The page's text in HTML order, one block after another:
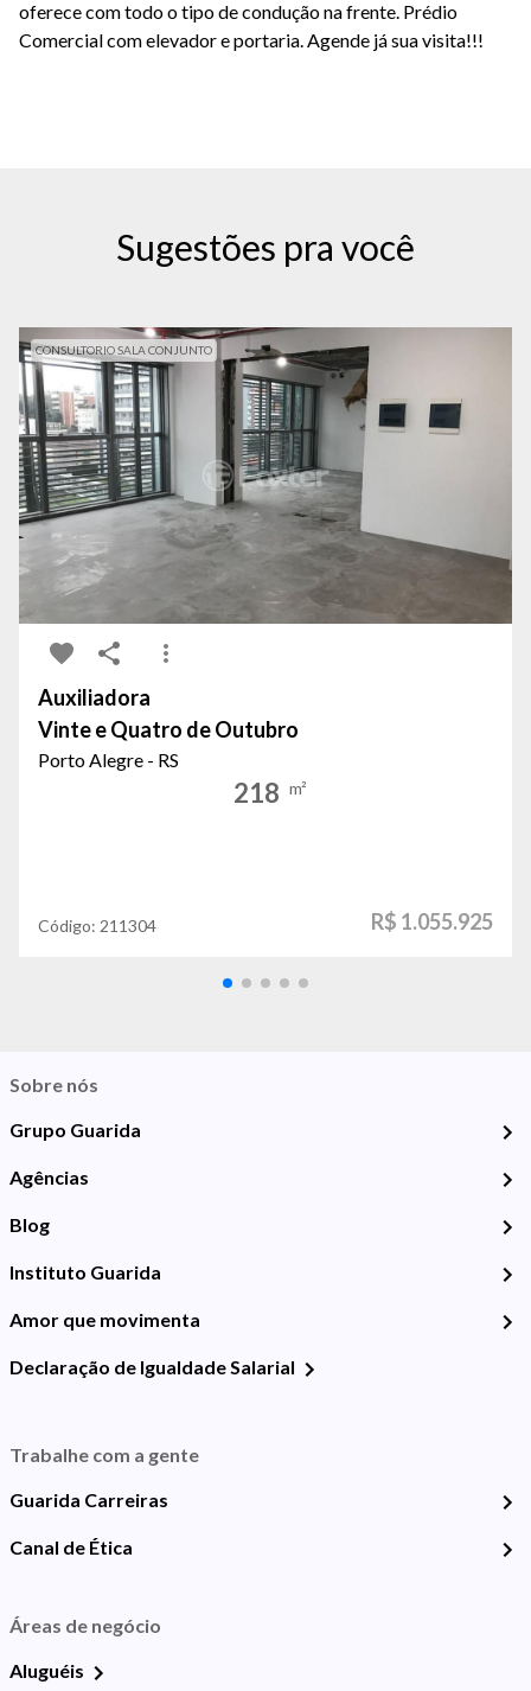
oferece com todo o tipo de condução na frente. Prédio
Comercial com elevador e portaria. Agende já sua visita!!!
Sugestões pra você
CONSULTORIO SALA CONJUNTO
Auxiliadora
Vinte e Quatro de Outubro
Porto Alegre - RS
218 m²
Código: 211304 R$ 1.055.925
Sobre nós
Grupo Guarida
Agências
Blog
Instituto Guarida
Amor que movimenta
Declaração de Igualdade Salarial
Trabalhe com a gente
Guarida Carreiras
Canal de Ética
Áreas de negócio
Aluguéis